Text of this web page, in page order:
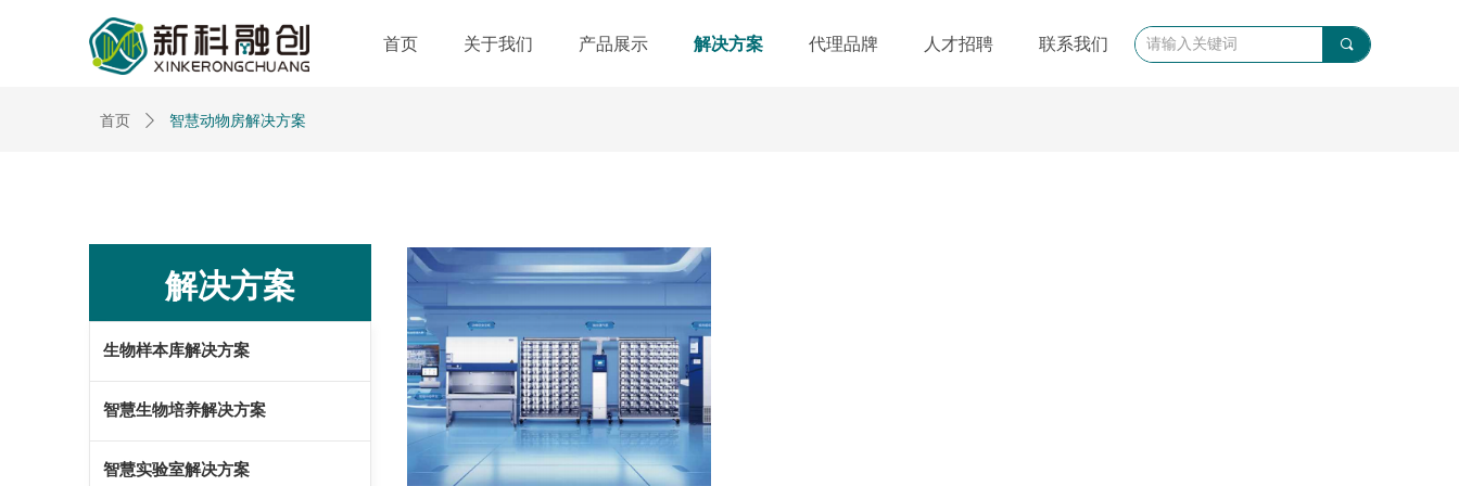
首页 关于我们 产品展示 解决方案 代理品牌 人才招聘 联系我们 끠
首页 ꄲ 智慧动物房解决方案
解决方案
生物样本库解决方案
智慧生物培养解决方案
智慧实验室解决方案